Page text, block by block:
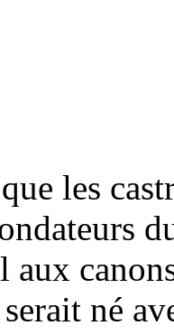
les
aux
né